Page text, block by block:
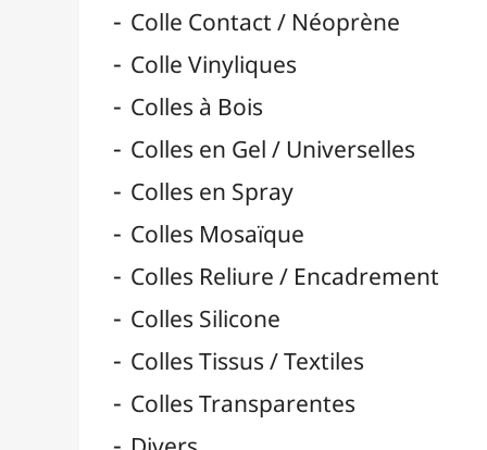
Pastilles & Patafix
Pistolets à Colle & Recharges
Rouleaux Double-Face
Super Glue & Epoxy
Bâtons de Colle
Fixatifs

Vernis / Protection 
Vernis-Colles